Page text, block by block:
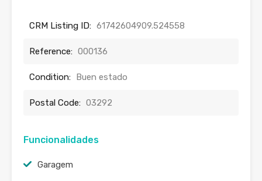
CRM Listing ID: 61742604909.524558
Reference: 000136
Condition: Buen estado
Postal Code: 03292
Funcionalidades
Garagem